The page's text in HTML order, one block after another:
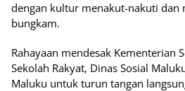
dengan kultur menakut-nakuti dan
bungkam.
Rahayaan mendesak Kementerian
Sekolah Rakyat, Dinas Sosial
Maluku untuk turun tangan